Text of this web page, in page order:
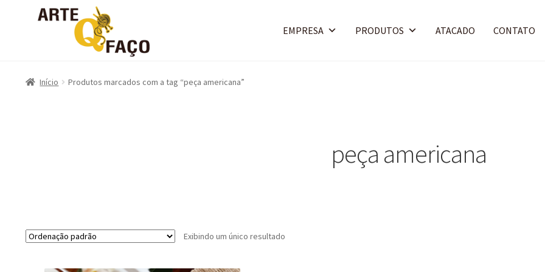
EMPRESA PRODUTOS ATACADO CONTATO
Início Produtos marcados com a tag “peça americana”
peça americana
Exibindo um único resultado